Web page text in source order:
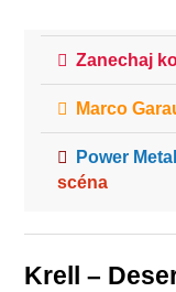
Zanechaj
Marco
Power Metal
scéna
Krell –